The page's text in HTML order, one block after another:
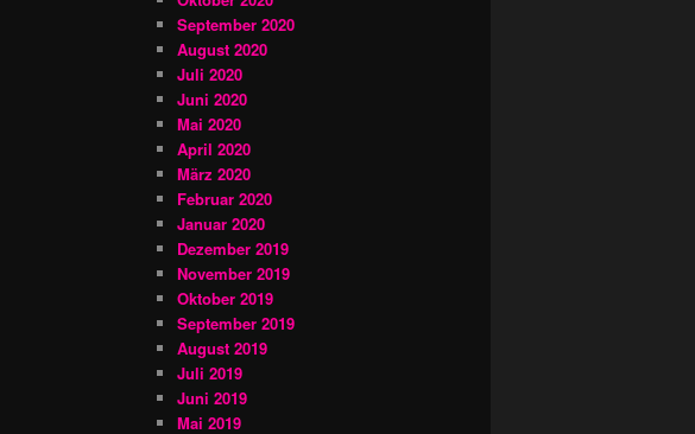
September 2020
August 2020
Juli 2020
Juni 2020
Mai 2020
April 2020
März 2020
Februar 2020
Januar 2020
Dezember 2019
November 2019
Oktober 2019
September 2019
August 2019
Juli 2019
Juni 2019
Mai 2019